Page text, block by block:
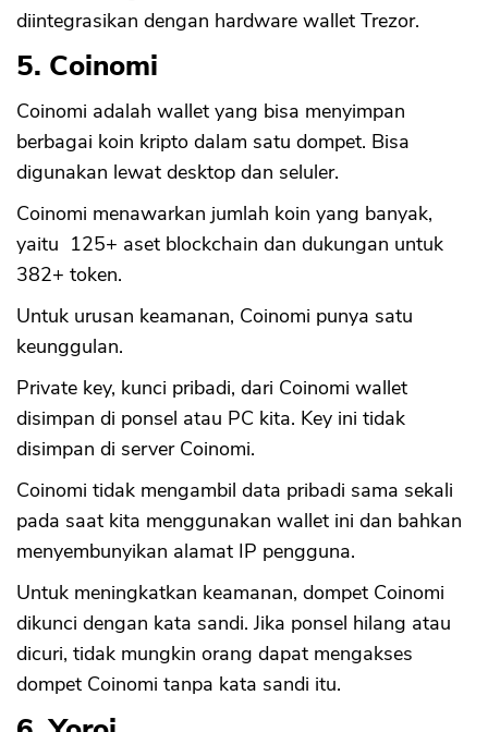
diintegrasikan dengan hardware wallet Trezor.
5. Coinomi
Coinomi adalah wallet yang bisa menyimpan
berbagai koin kripto dalam satu dompet. Bisa
digunakan lewat desktop dan seluler.
Coinomi menawarkan jumlah koin yang banyak,
yaitu 125+ aset blockchain dan dukungan untuk
382+ token.
Untuk urusan keamanan, Coinomi punya satu
keunggulan.
Private key, kunci pribadi, dari Coinomi wallet
disimpan di ponsel atau PC kita. Key ini tidak
disimpan di server Coinomi.
Coinomi tidak mengambil data pribadi sama sekali
pada saat kita menggunakan wallet ini dan bahkan
menyembunyikan alamat IP pengguna.
Untuk meningkatkan keamanan, dompet Coinomi
dikunci dengan kata sandi. Jika ponsel hilang atau
dicuri, tidak mungkin orang dapat mengakses
dompet Coinomi tanpa kata sandi itu.